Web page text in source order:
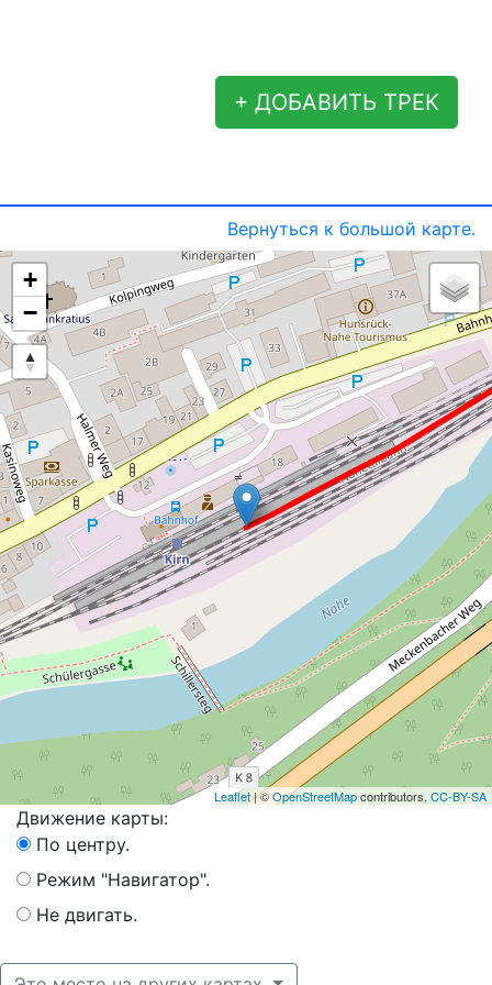
+ ДОБАВИТЬ ТРЕК
Вернуться к большой карте.
+
−
Leaflet| ©OpenStreetMapcontributors, CC-BY-SA
Движение карты:
По центру.
Режим "Навигатор".
Не двигать.